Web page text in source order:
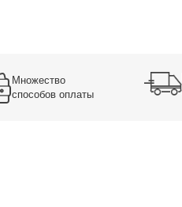
Множество
способов оплаты